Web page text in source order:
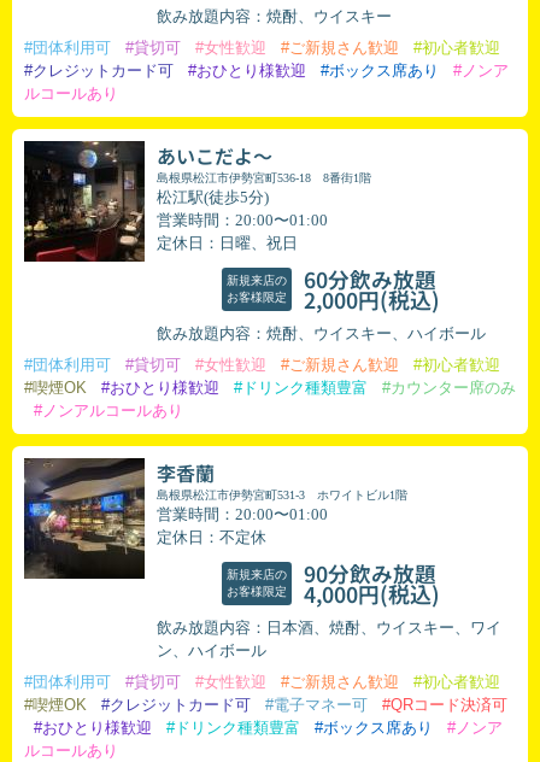
飲み放題内容：焼酎、ウイスキー
#団体利用可 #貸切可 #女性歓迎 #ご新規さん歓迎
#初心者歓迎
#クレジットカード可
#おひとり様歓迎 #ボックス席あり
#ノンア
ルコールあり
あいこだよ～
島根県松江市伊勢宮町536-18 8番街1階
松江駅(徒歩5分)
営業時間：20:00〜01:00
定休日：日曜、祝日
新規来店の
お客様限定
60分飲み放題
2,000円(税込)
飲み放題内容：焼酎、ウイスキー、ハイボール
#団体利用可 #貸切可 #女性歓迎 #ご新規さん歓迎
#初心者歓迎
#喫煙OK
#おひとり様歓迎 #ドリンク種類豊富
#カウンター席のみ
#ノンアルコールあり
李香蘭
島根県松江市伊勢宮町531-3 ホワイトビル1階
営業時間：20:00〜01:00
定休日：不定休
新規来店の
お客様限定
90分飲み放題
4,000円(税込)
飲み放題内容：日本酒、焼酎、ウイスキー、ワイ
ン、ハイボール
#団体利用可 #貸切可 #女性歓迎 #ご新規さん歓迎
#初心者歓迎
#喫煙OK
#クレジットカード可 #電子マネー可
#QRコード決済可
#おひとり様歓迎
#ドリンク種類豊富 #ボックス席あり
#ノンア
ルコールあり